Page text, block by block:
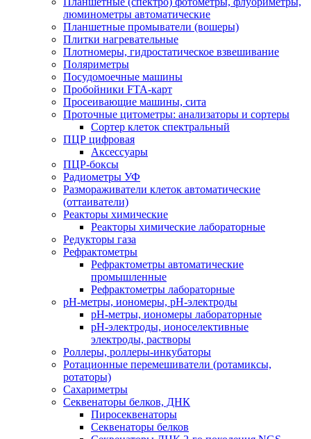
люминометры автоматические
Планшетные промыватели (вошеры)
Плитки нагревательные
Плотномеры, гидростатическое взвешивание
Поляриметры
Посудомоечные машины
Пробойники FTA-карт
Просеивающие машины, сита
Проточные цитометры: анализаторы и сортеры
Сортер клеток спектральный
ПЦР цифровая
Аксессуары
ПЦР-боксы
Радиометры УФ
Размораживатели клеток автоматические
(оттаиватели)
Реакторы химические
Реакторы химические лабораторные
Редукторы газа
Рефрактометры
Рефрактометры автоматические
промышленные
Рефрактометры лабораторные
рН-метры, иономеры, рН-электроды
рН-метры, иономеры лабораторные
рН-электроды, ионоселективные
электроды, растворы
Роллеры, роллеры-инкубаторы
Ротационные перемешиватели (ротамиксы,
ротаторы)
Сахариметры
Секвенаторы белков, ДНК
Пиросеквенаторы
Секвенаторы белков